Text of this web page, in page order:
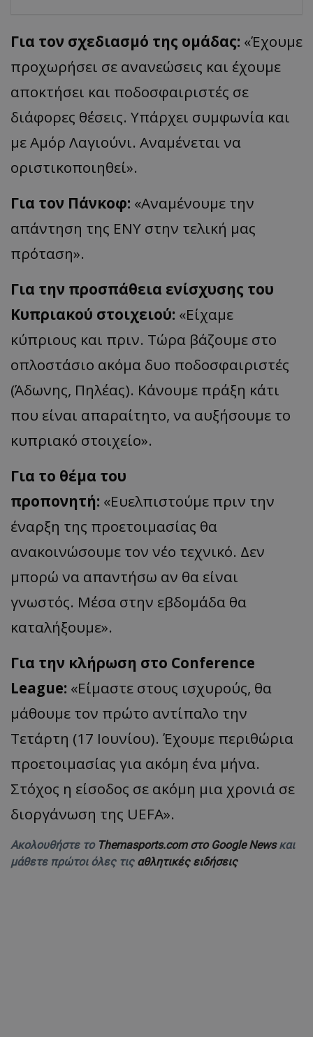
Για τον σχεδιασμό της ομάδας: «Έχουμε
προχωρήσει σε ανανεώσεις και έχουμε
αποκτήσει και ποδοσφαιριστές σε
διάφορες θ΄έσεις. Υπάρχει συμφωνία και
με Αμόρ Λαγιούνι. Αναμένεται να
οριστικοποιηθεί».
Για τον Πάνκοφ: «Αναμένουμε την
απάντηση της ΕΝΥ στην τελική μας
πρόταση».
Για την προσπάθεια ενίσχυσης του
Κυπριακού στοιχειού: «Είχαμε
κύπριους και πριν. Τώρα βάζουμε στο
οπλοστάσιο ακόμα δυο ποδοσφαιριστές
(Άδωνης, Πηλέας). Κάνουμε πράξη κάτι
που είναι απαραίτητο, να αυξήσουμε το
κυπριακό στοιχείο».
Για το θέμα του
προπονητή: «Ευελπιστούμε πριν την
έναρξη της προετοιμασίας θα
ανακοινώσουμε τον νέο τεχνικό. Δεν
μπορώ να απαντήσω αν θα είναι
γνωστός. Μέσα στην εβδομάδα θα
καταλήξουμε».
Για την κλήρωση στο Conference
League: «Είμαστε στους ισχυρούς, θα
μάθουμε τον πρώτο αντίπαλο την
Τετάρτη (17 Ιουνίου). Έχουμε περιθώρια
προετοιμασίας για ακόμη ένα μήνα.
Στόχος η είσοδος σε ακόμη μια χρονιά σε
διοργάνωση της UEFA».
Ακολουθήστε το Themasports.com στο Google Newsκαι
μάθετε πρώτοι όλες τις αθλητικές ειδήσεις